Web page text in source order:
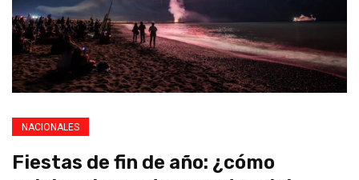
NACIONALES
Fiestas de fin de año: ¿cómo